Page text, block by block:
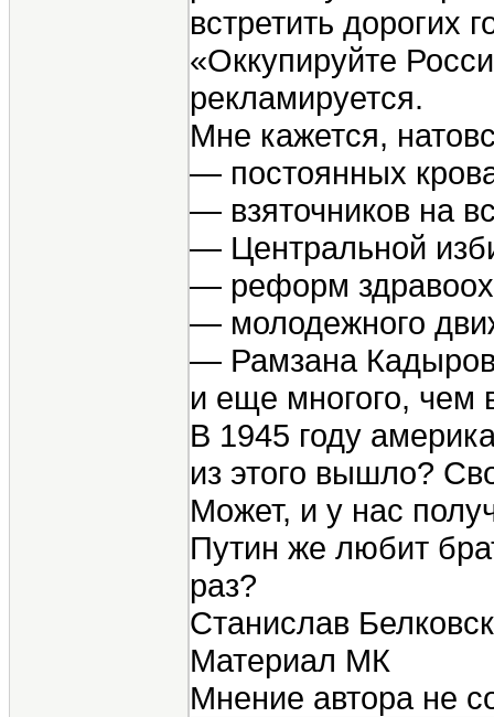
встретить
«Оккупируйте
рекламируется.
Мне кажется,
— постоянных
— взяточников на
— Центральной
— реформ
— молодежного
— Рамзана
и еще многого, чем
В 1945 году
из этого вышло?
Может, и у нас
Путин же любит
раз?
Станислав
Материал МК
Мнение автора не